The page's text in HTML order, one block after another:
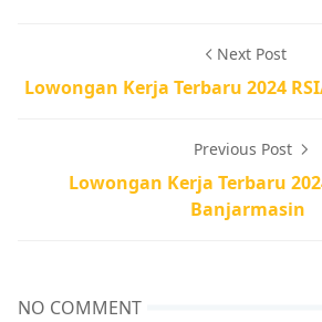
Next Post
Lowongan Kerja Terbaru 2024
Previous Post
Lowongan Kerja Terbaru
Banjarmasin
NO COMMENT